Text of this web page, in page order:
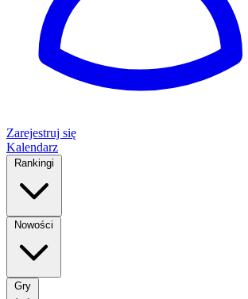
Zarejestruj się
Kalendarz
Rankingi
Nowości
Gry